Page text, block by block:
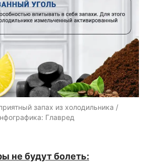
запах из холодильника /
Главред
не будут болеть: